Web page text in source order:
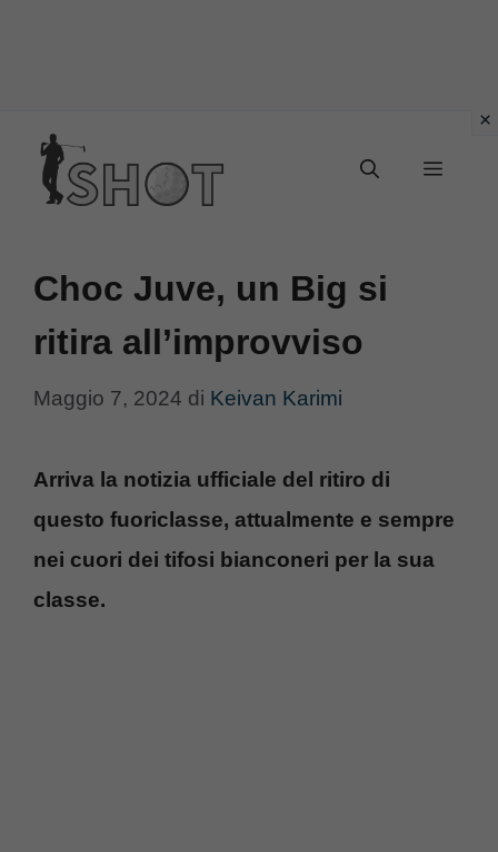
contenuto
Menu
Choc Juve, un Big si
ritira all’improvviso
Maggio 7, 2024 di Keivan Karimi
Arriva la notizia ufficiale del ritiro di
questo fuoriclasse, attualmente e sempre
nei cuori dei tifosi bianconeri per la sua
classe.